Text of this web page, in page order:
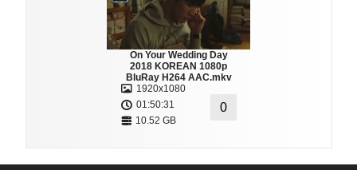
On Your Wedding Day
2018 KOREAN 1080p
BluRay H264 AAC.mkv
1920x1080
01:50:31
10.52 GB
0